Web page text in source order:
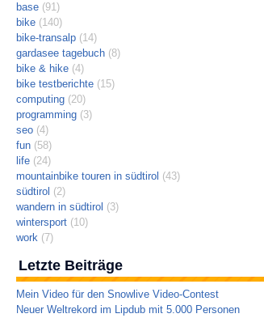
base(91)
bike(140)
bike-transalp(14)
gardasee tagebuch(8)
bike & hike(4)
bike testberichte(15)
computing(20)
programming(3)
seo(4)
fun(58)
life(24)
mountainbike touren in südtirol (43)
südtirol (2)
wandern in südtirol (3)
wintersport(10)
work(7)
Letzte Beiträge
Mein Video für den Snowlive Video-Contest
Neuer Weltrekord im Lipdub mit 5.000 Personen